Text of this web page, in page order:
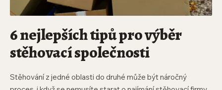
6 nejlepších tipů pro výběr
stěhovací společnosti
Stěhování z jedné oblasti do druhé může být náročný